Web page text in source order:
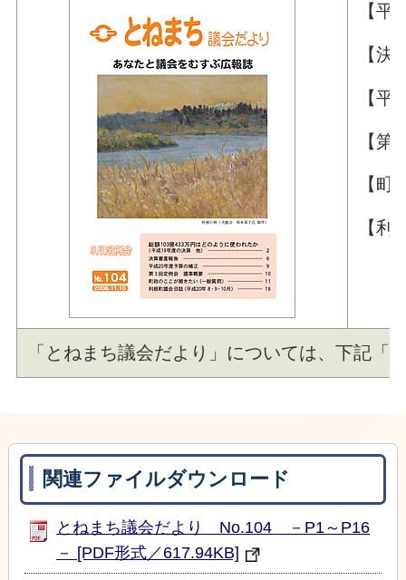
【
【
【
【
【
【
「とねまち議会だより」については、下記
関連ファイルダウンロード
とねまち議会だより No.104 －P1～P16
－ [PDF形式／617.94KB]